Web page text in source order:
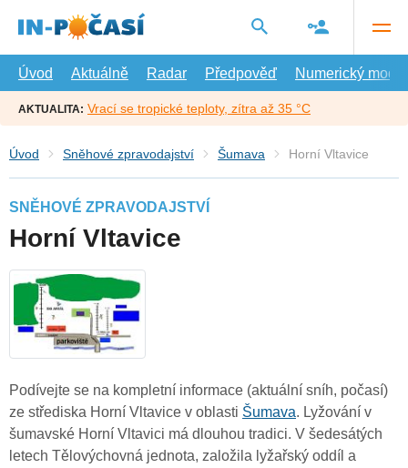
hlavní
Úvod
Aktuálně Radar Předpověď Numerický model
AKTUALITA: Vrací se tropické teploty, zítra až 35 °C
Úvod Sněhové zpravodajství Šumava Horní Vltavice
SNĚHOVÉ ZPRAVODAJSTVÍ
Horní Vltavice
Podívejte se na kompletní informace (aktuální sníh, počasí)
ze střediska Horní Vltavice v oblasti Šumava. Lyžování v
šumavské Horní Vltavici má dlouhou tradici. V šedesátých
letech Tělovýchovná jednota, založila lyžařský oddíl a